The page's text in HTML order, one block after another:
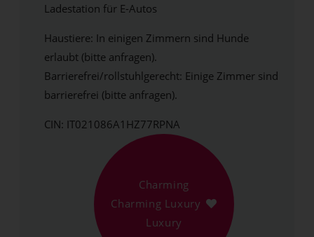
Ladestation für E-Autos
Haustiere: In einigen Zimmern sind Hunde
erlaubt (bitte anfragen).
Barrierefrei/rollstuhlgerecht: Einige Zimmer sind
barrierefrei (bitte anfragen).
CIN: IT021086A1HZ77RPNA
Charming
Charming Luxury
Luxury